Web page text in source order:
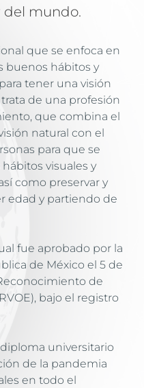
mundo.
que se enfoca en
buenos hábitos y
tener una visión
de una profesión
que combina el
natural con el
para que se
visuales y
como preservar y
edad y partiendo de
fue aprobado por la
de México el 5 de
de
bajo el registro
universitario
de la pandemia
en todo el